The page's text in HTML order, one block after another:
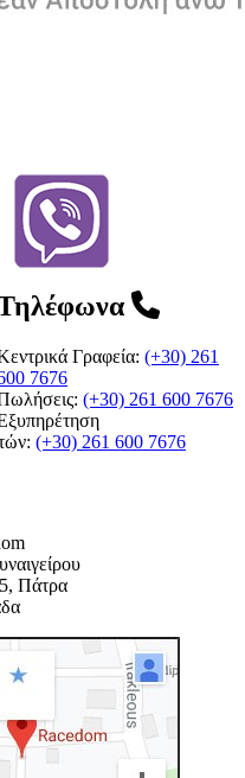
Γραφεία: (+30) 261
7676
(+30) 261 600 7676
: (+30) 261 600 7676
Πάτρα